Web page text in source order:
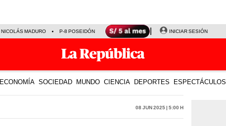
NICOLÁS MADURO P-8 POSEIDÓN INICIAR SESIÓN
ECONOMÍA SOCIEDAD MUNDO CIENCIA DEPORTES ESPECTÁCULOS
08 Jun 2025 | 5:00 h